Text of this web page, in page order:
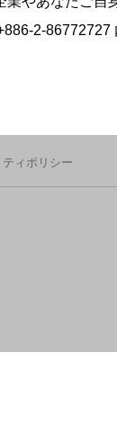
2-86772727
ィポリシー